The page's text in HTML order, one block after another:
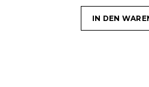
IN DEN